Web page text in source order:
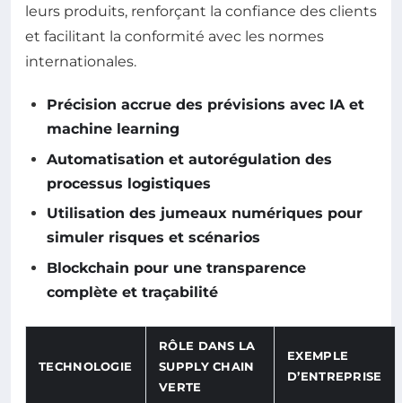
leurs produits, renforçant la confiance des clients
et facilitant la conformité avec les normes
internationales.
Précision accrue des prévisions avec IA et
machine learning
Automatisation et autorégulation des
processus logistiques
Utilisation des jumeaux numériques pour
simuler risques et scénarios
Blockchain pour une transparence
complète et traçabilité
TECHNOLOGIE
RÔLE DANS LA
SUPPLY CHAIN
VERTE
EXEMPLE
D’ENTREPRISE